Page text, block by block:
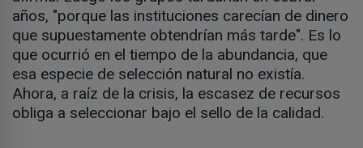
años, "porque las instituciones carecían de dinero
que supuestamente obtendrían más tarde". Es lo
que ocurrió en el tiempo de la abundancia, que
esa especie de selección natural no existía.
Ahora, a raíz de la crisis, la escasez de recursos
obliga a seleccionar bajo el sello de la calidad.